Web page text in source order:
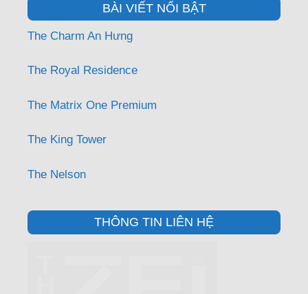
BÀI VIẾT NỔI BẬT
The Charm An Hưng
The Royal Residence
The Matrix One Premium
The King Tower
The Nelson
THÔNG TIN LIÊN HỆ